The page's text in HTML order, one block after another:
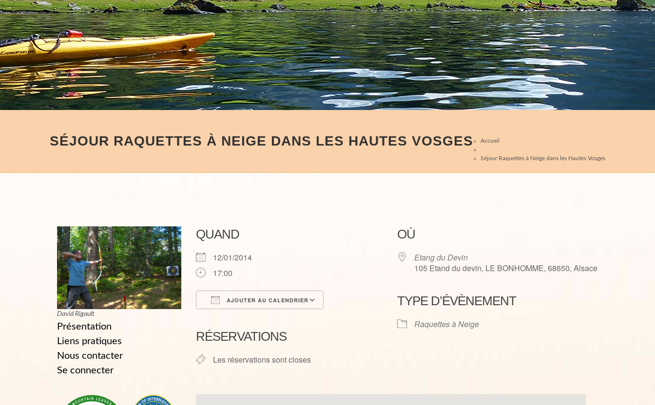
SÉJOUR RAQUETTES À NEIGE DANS LES HAUTES VOSGES Accueil
Séjour Raquettes à Neige dans les Hautes Vosges
QUAND
12/01/2014
17:00
AJOUTER AU CALENDRIER
RÉSERVATIONS
Les réservations sont closes
OÙ
Etang du Devin
105 Etand du devin, LE BONHOMME, 68650, Alsace
TYPE D’ÉVÈNEMENT
Raquettes à Neige
David Rigault
Présentation
Liens pratiques
Nous contacter
Se connecter